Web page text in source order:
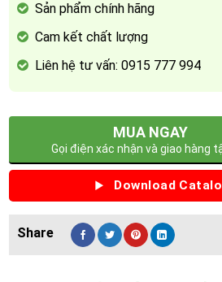
Sản phẩm chính hãng
Cam kết chất lượng
Liên hệ tư vấn: 0915 777 994
MUA NGAY
Gọi điện xác nhận và giao hàng
Download